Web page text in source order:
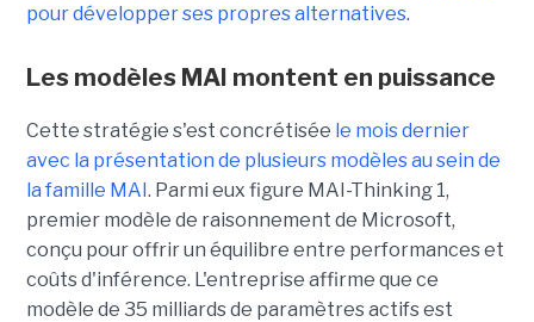
pour développer ses propres alternatives.
Les modèles MAI montent en puissance
Cette stratégie s'est concrétisée le mois dernier
avec la présentation de plusieurs modèles au sein de
la famille MAI. Parmi eux figure MAI-Thinking 1,
premier modèle de raisonnement de Microsoft,
conçu pour offrir un équilibre entre performances et
coûts d'inférence. L'entreprise affirme que ce
modèle de 35 milliards de paramètres actifs est